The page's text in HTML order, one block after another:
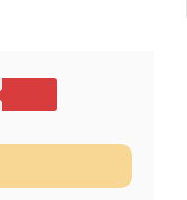
스트리 수정 1. 레지스트리
경로에..